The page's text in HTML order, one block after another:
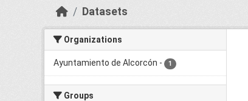
Datasets
Organizations
Ayuntamiento de Alcorcón - 1
Groups